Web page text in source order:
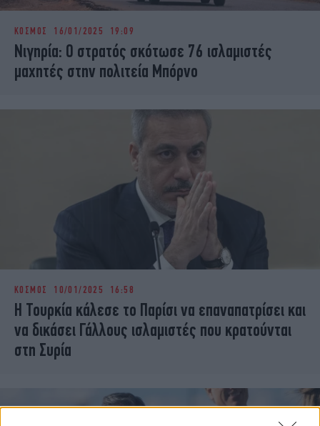
ΚΟΣΜΟΣ 16/01/2025 19:09
Νιγηρία: Ο στρατός σκότωσε 76 ισλαμιστές
μαχητές στην πολιτεία Μπόρνο
ΚΟΣΜΟΣ 10/01/2025 16:58
Η Τουρκία κάλεσε το Παρίσι να επαναπατρίσει και
να δικάσει Γάλλους ισλαμιστές που κρατούνται
στη Συρία